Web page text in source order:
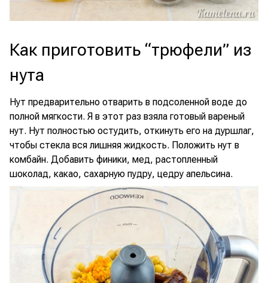
Как приготовить “трюфели” из
нута
Нут предварительно отварить в подсоленной воде до
полной мягкости. Я в этот раз взяла готовый вареный
нут. Нут полностью остудить, откинуть его на дуршлаг,
чтобы стекла вся лишняя жидкость. Положить нут в
комбайн. Добавить финики, мед, растопленный
шоколад, какао, сахарную пудру, цедру апельсина.